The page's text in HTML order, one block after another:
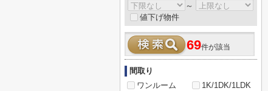
～
値下げ物件
69件が該当
間取り
ワンルーム
1K/1DK/1LDK